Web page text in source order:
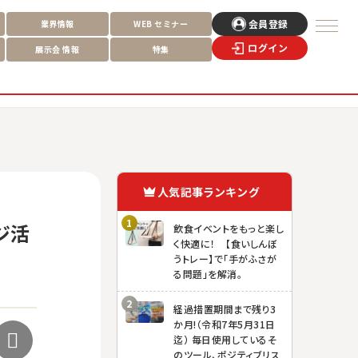
業界情報 WEB セミナー
展示会 情報 特集
会員登録
ログイン
活
人気記事ランキング
飲食イベントをもっと楽し
く快適に！ 【食いしんぼ
うトレー】で「手がふさが
る問題」を解消。
経過措置期間まで残り3
か月!（令和7年5月31日
迄） 毎日使用しているそ
のツール、ポジティブリス